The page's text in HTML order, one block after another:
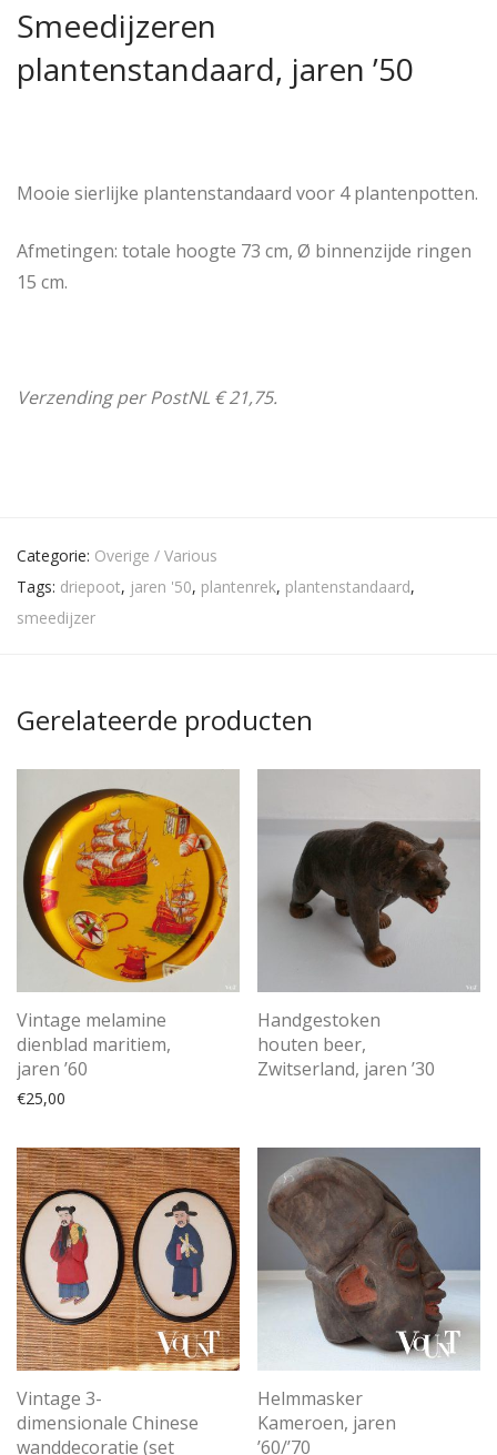
Smeedijzeren
plantenstandaard, jaren ’50
Mooie sierlijke plantenstandaard voor 4 plantenpotten.
Afmetingen: totale hoogte 73 cm, Ø binnenzijde ringen
15 cm.
Verzending per PostNL € 21,75.
Categorie: Overige / Various
Tags: driepoot, jaren '50, plantenrek, plantenstandaard,
smeedijzer
Gerelateerde producten
Vintage melamine
dienblad maritiem,
jaren ’60
€25,00
Handgestoken
houten beer,
Zwitserland, jaren ’30
Vintage 3-
dimensionale Chinese
wanddecoratie (set
Helmmasker
Kameroen, jaren
’60/’70